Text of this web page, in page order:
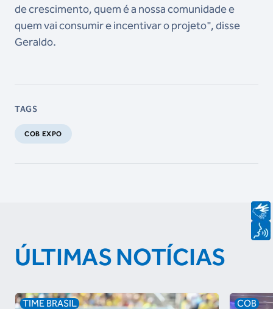
de crescimento, quem é a nossa comunidade e
quem vai consumir e incentivar o projeto", disse
Geraldo.
TAGS
COB EXPO
ÚLTIMAS NOTÍCIAS
TIME BRASIL COB